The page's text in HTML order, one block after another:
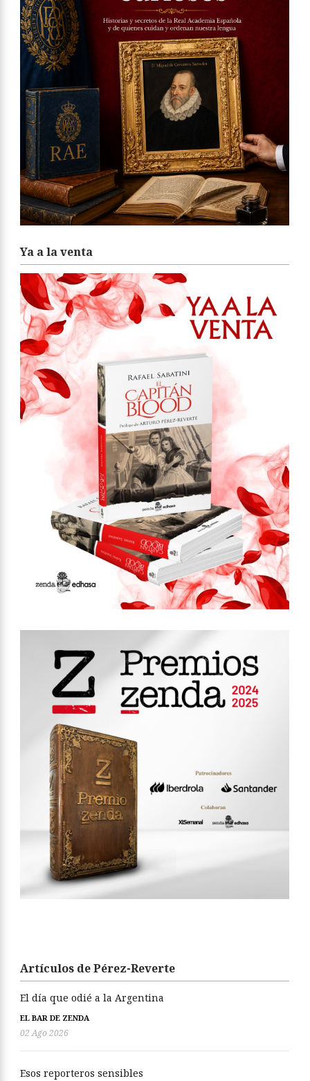
Ya a la venta
Artículos de Pérez-Reverte
El día que odié a la Argentina
EL BAR DE ZENDA
02 Ago 2026
Esos reporteros sensibles